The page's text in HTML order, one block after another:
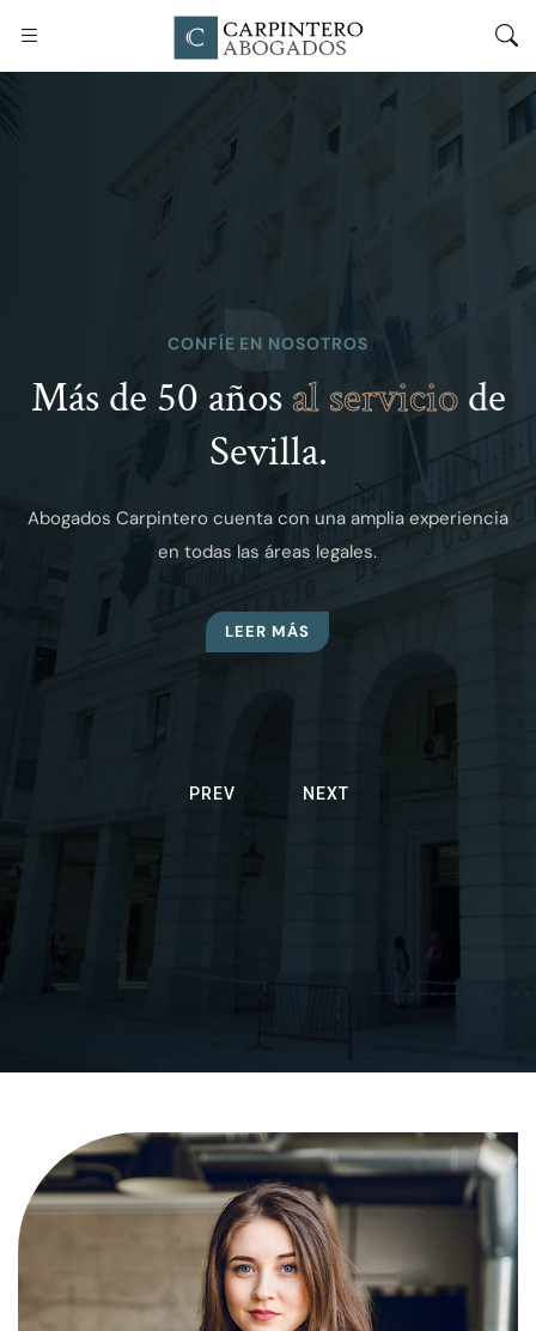
NEXT
PREV
Más de 50 años al serviciode
Sevilla.
CONFÍE EN NOSOTROS
Abogados Carpintero cuenta con una amplia experiencia
en todas las áreas legales.
LEER MÁS